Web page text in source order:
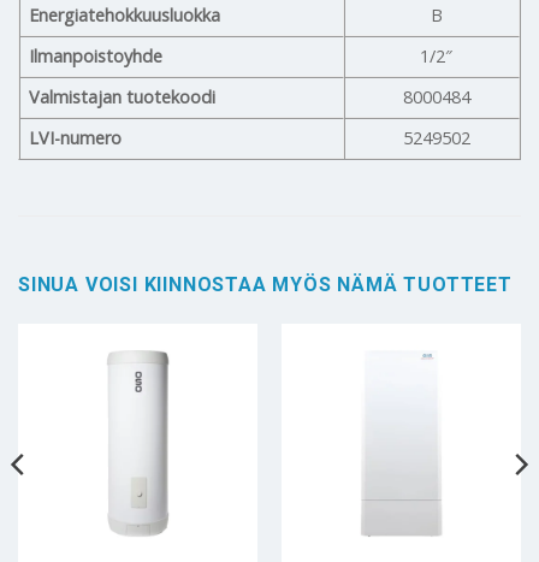
Energiatehokkuusluokka
B
Ilmanpoistoyhde
1/2″
Valmistajan tuotekoodi
8000484
LVI-numero
5249502
SINUA VOISI KIINNOSTAA MYÖS NÄMÄ TUOTTEET